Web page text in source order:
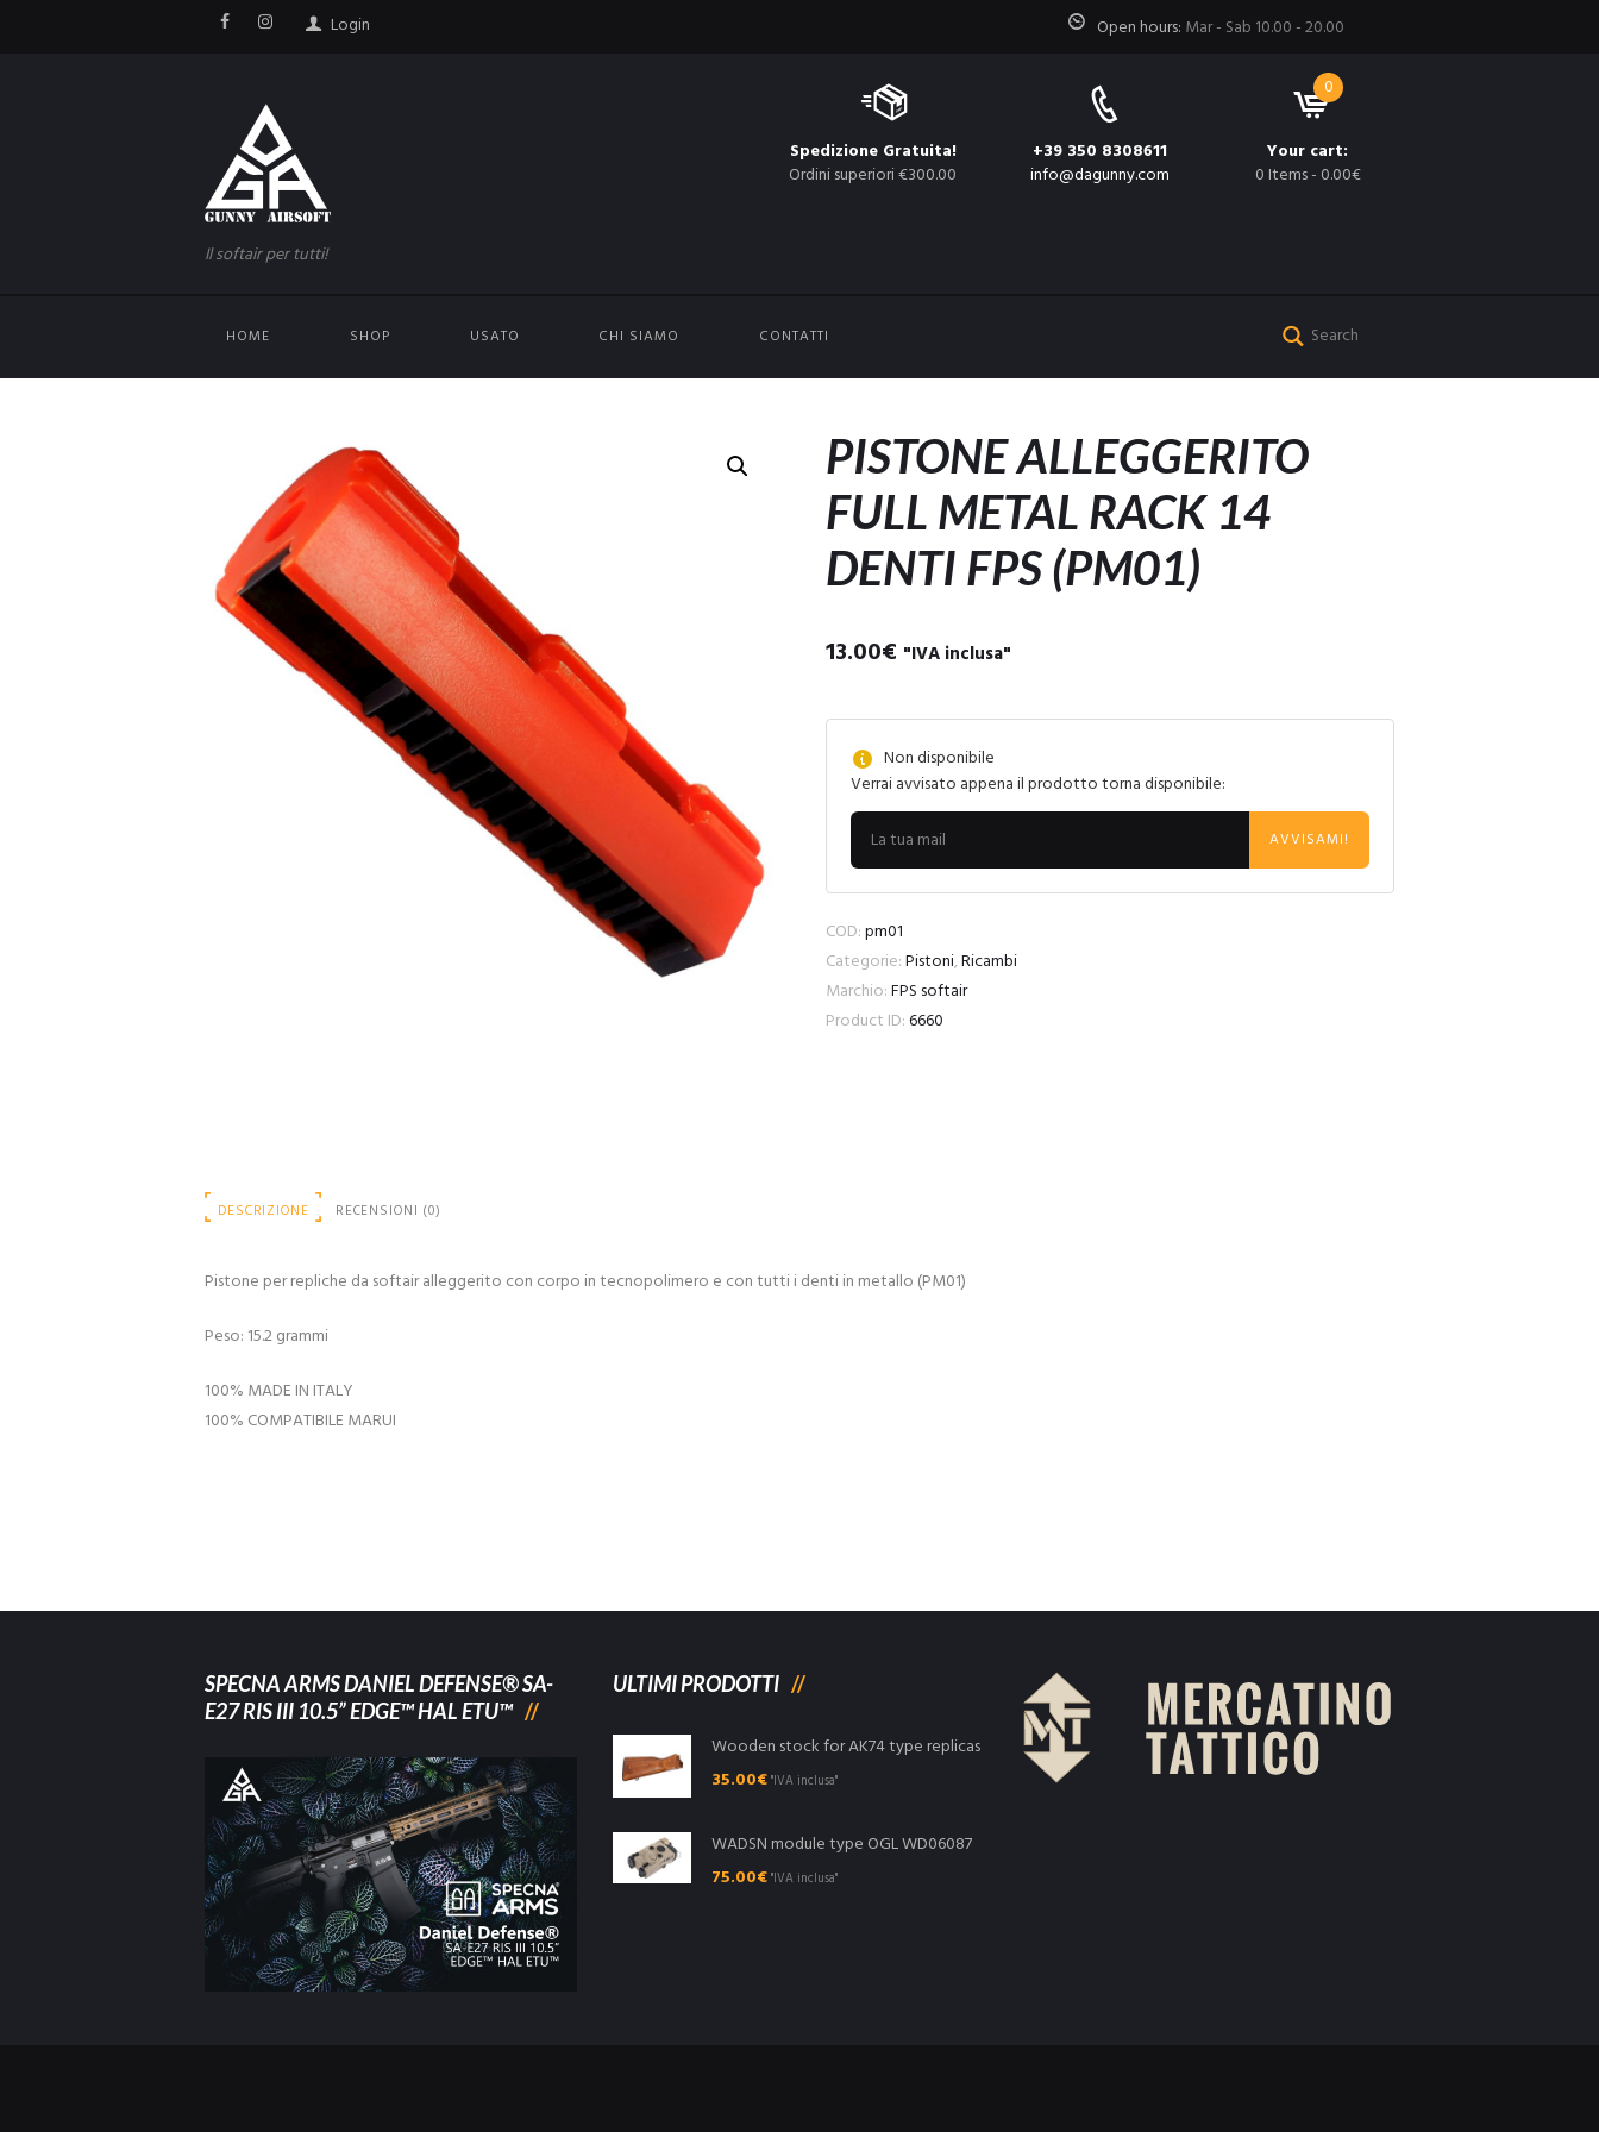
Login Open hours: Mar - Sab 10.00 - 20.00
Il softair per tutti!
Spedizione Gratuita!
Ordini superiori €300.00
+39 350 8308611
info@dagunny.com
0
Your cart:
0 Items- 0.00€
HOME SHOP USATO CHI SIAMO CONTATTI
PISTONE ALLEGGERITO
FULL METAL RACK 14
DENTI FPS (PM01)
13.00€ "IVA inclusa"
Non disponibile
Verrai avvisato appena il prodotto torna disponibile:
AVVISAMI!
COD:pm01
Categorie:Pistoni,Ricambi
Marchio:FPS softair
Product ID:6660
DESCRIZIONE RECENSIONI (0)
Pistone per repliche da softair alleggerito con corpo in tecnopolimero e con tutti i denti in metallo (PM01)
Peso: 15.2 grammi
100% MADE IN ITALY
100% COMPATIBILE MARUI
SPECNA ARMS DANIEL DEFENSE® SA-
E27 RIS III 10.5” EDGE™ HAL ETU™
ULTIMI PRODOTTI
Wooden stock for AK74 type replicas
35.00€"IVA inclusa"
WADSN module type OGL WD06087
75.00€"IVA inclusa"